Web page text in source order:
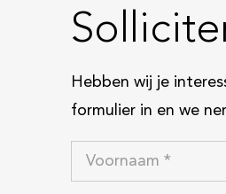
Hebben wij je
formulier in en we